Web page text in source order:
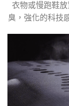
衣物或慢跑鞋
臭，強化的科技